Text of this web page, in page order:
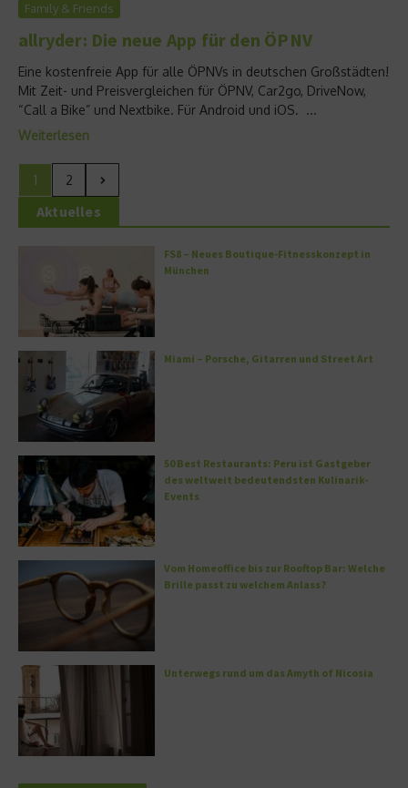
Family & Friends
allryder: Die neue App für den ÖPNV
Eine kostenfreie App für alle ÖPNVs in deutschen Großstädten!
Mit Zeit- und Preisvergleichen für ÖPNV, Car2go, DriveNow,
“Call a Bike” und Nextbike. Für Android und iOS. ...
Weiterlesen
1 2
Aktuelles
FS8 – Neues Boutique-Fitnesskonzept in
München
Miami – Porsche, Gitarren und Street Art
50 Best Restaurants: Peru ist Gastgeber
des weltweit bedeutendsten Kulinarik-
Events
Vom Homeoffice bis zur Rooftop Bar: Welche
Brille passt zu welchem Anlass?
Unterwegs rund um das Amyth of Nicosia